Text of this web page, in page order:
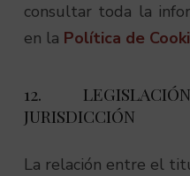
consultar toda la
en la Política de
12.
JURISDICCIÓN
La relación entre el